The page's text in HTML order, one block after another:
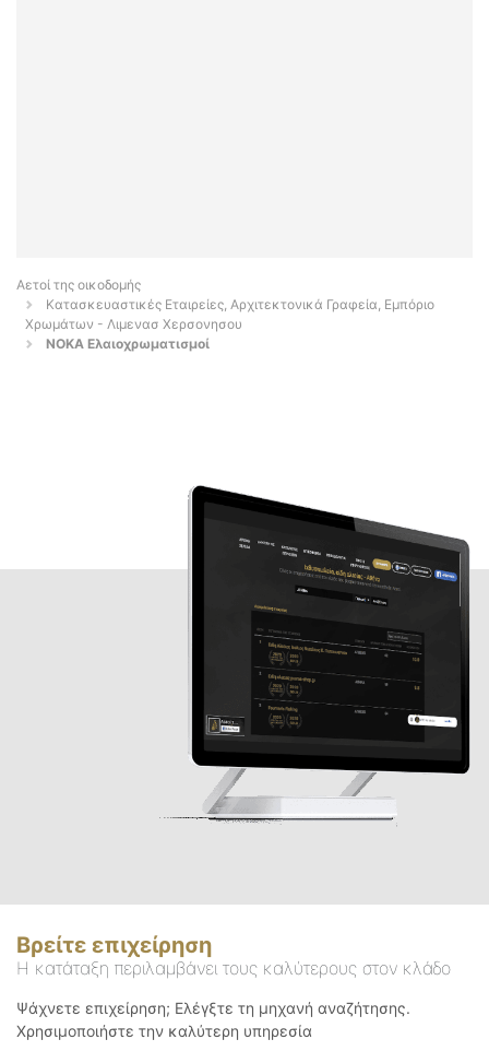
Αετοί της οικοδομής
Κατασκευαστικές Εταιρείες, Αρχιτεκτονικά Γραφεία, Εμπόριο
Χρωμάτων - Λιμενασ Χερσονησου
ΝΟΚΑ Ελαιοχρωματισμοί
Βρείτε επιχείρηση
Η κατάταξη περιλαμβάνει τους καλύτερους στον κλάδο
Ψάχνετε επιχείρηση; Ελέγξτε τη μηχανή αναζήτησης.
Χρησιμοποιήστε την καλύτερη υπηρεσία